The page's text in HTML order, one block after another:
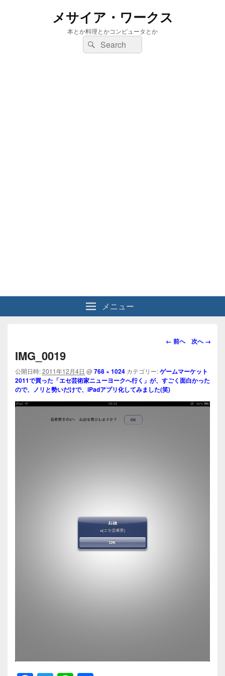
メサイア・ワークス
本とか料理とかコンピュータとか
検
索:
検
索
メニュー
画
ビ
ゲ
ー
シ
← 前へ 次へ →
IMG_0019
公開日時:2011年12月4日 @768 × 1024 カテゴリー:ゲームマーケット
2011で買った「エセ芸術家ニューヨークへ行く」が、すごく面白かった
ので、ノリと勢いだけで、iPadアプリ化してみました(笑)